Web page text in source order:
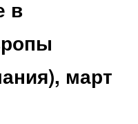
в
март